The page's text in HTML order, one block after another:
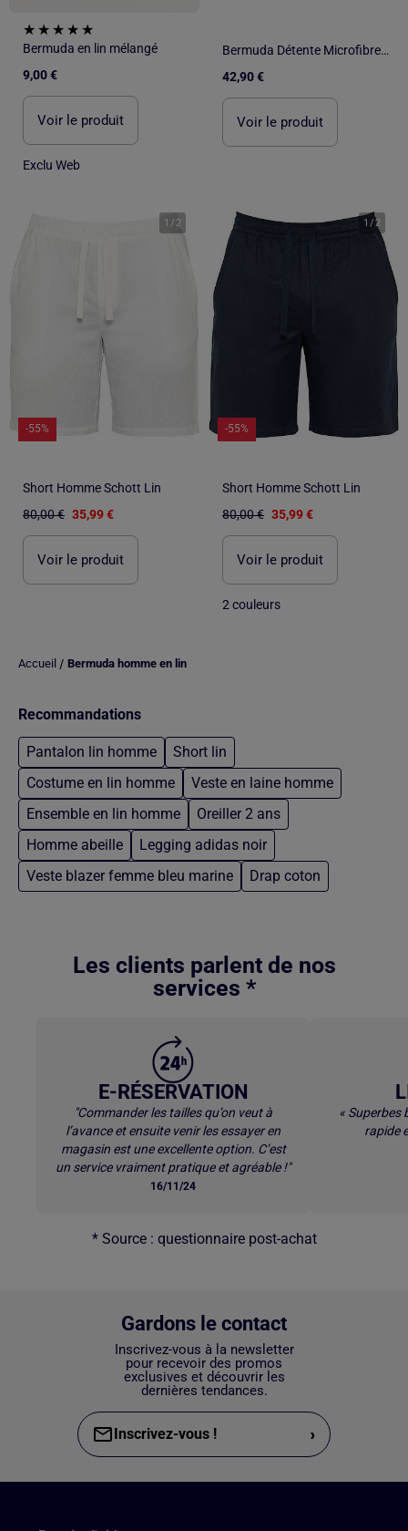
Bermuda en lin mélangé
9,00 €
Voir le produit
Exclu Web
Bermuda Détente Microfibre Multipoche - ATLAS FOR MEN
42,90 €
Voir le produit
1 / 2
-55%
Short Homme Schott Lin
80,00 € 35,99 €
Voir le produit
1 /2
-55%
Short Homme Schott Lin
80,00 € 35,99 €
Voir le produit
2 couleurs
Accueil / Bermuda homme en lin
Recommandations
Pantalon lin homme
Short lin
Costume en lin homme
Veste en laine homme
Ensemble en lin homme
Oreiller 2 ans
Homme abeille
Legging adidas noir
Veste blazer femme bleu marine
Drap coton
Les clients parlent de nos
services *
E-RÉSERVATION
"Commander les tailles qu’on veut à
l’avance et ensuite venir les essayer en
magasin est une excellente option. C’est
un service vraiment pratique et agréable !"
16/11/24
« Superbes
rapide
* Source : questionnaire post-achat
Gardons le contact
Inscrivez-vous à la newsletter
pour recevoir des promos
exclusives et découvrir les
dernières tendances.
Inscrivez-vous ! ›